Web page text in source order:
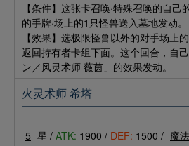
【条件】这张卡召唤·特殊召唤的自
的手牌·场上的1只怪兽送入墓地发动。
【效果】选极限怪兽以外的对手场上
返回持有者卡组下面。这个回合，自
ン／风灵术师 薇茵」的效果发动。
火灵术师 希塔
5 星 / ATK: 1900 / DEF: 1500 / 魔